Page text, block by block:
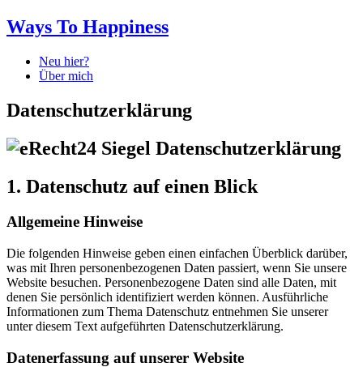
Ways To Happiness
Neu hier?
Über mich
Datenschutzerklärung
1. Datenschutz auf einen Blick
Allgemeine Hinweise
Die folgenden Hinweise geben einen einfachen Überblick darüber,
was mit Ihren personenbezogenen Daten passiert, wenn Sie unsere
Website besuchen. Personenbezogene Daten sind alle Daten, mit
denen Sie persönlich identifiziert werden können. Ausführliche
Informationen zum Thema Datenschutz entnehmen Sie unserer
unter diesem Text aufgeführten Datenschutzerklärung.
Datenerfassung auf unserer Website